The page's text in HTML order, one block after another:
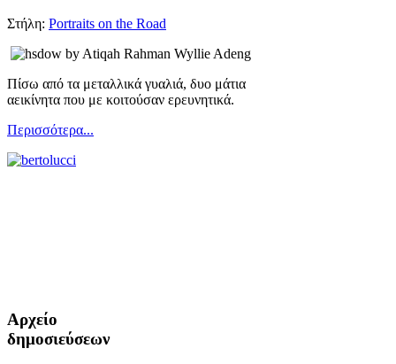
Στήλη: Portraits on the Road
Πίσω από τα μεταλλικά γυαλιά, δυο μάτια
αεικίνητα που με κοιτούσαν ερευνητικά.
Περισσότερα...
Αρχείο
δημοσιεύσεων